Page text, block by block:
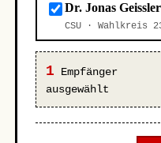
Dr. Jonas Geissler
CSU · Wahlkreis
1 Empfänger
ausgewählt